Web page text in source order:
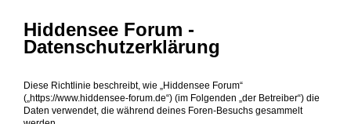
Hiddensee Forum -
Datenschutzerklärung
Diese Richtlinie beschreibt, wie „Hiddensee Forum“
(„https://www.hiddensee-forum.de“) (im Folgenden „der Betreiber“) die
Daten verwendet, die während deines Foren-Besuchs gesammelt